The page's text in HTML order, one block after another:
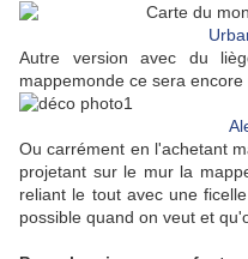
Autre version avec du
mappemonde ce sera encore
Ou carrément en l'achetant
projetant sur le mur la
reliant le tout avec une
possible quand on veut et